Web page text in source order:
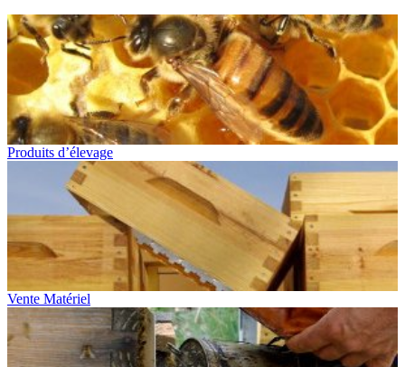
Produits d’élevage
Vente Matériel